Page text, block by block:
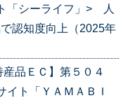
「シーライフ」> 人
認知度向上（2025年
産品ＥＣ】第５０４
ト「ＹＡＭＡＢＩ